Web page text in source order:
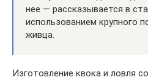
нее — рассказывается в
использованием крупного
живца.
Изготовление квока и ловля